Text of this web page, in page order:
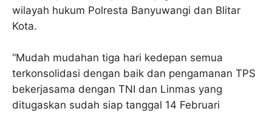
wilayah hukum Polresta Banyuwangi dan Blitar
Kota.
“Mudah mudahan tiga hari kedepan semua
terkonsolidasi dengan baik dan pengamanan TPS
bekerjasama dengan TNI dan Linmas yang
ditugaskan sudah siap tanggal 14 Februari